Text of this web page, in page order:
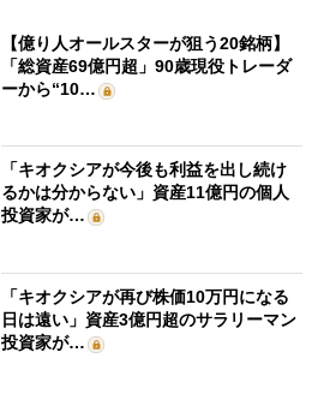
【億り人オールスターが狙う20銘柄】
「総資産69億円超」90歳現役トレーダ
ーから“10…
「キオクシアが今後も利益を出し続け
るかは分からない」資産11億円の個人
投資家が…
「キオクシアが再び株価10万円になる
日は遠い」資産3億円超のサラリーマン
投資家が…